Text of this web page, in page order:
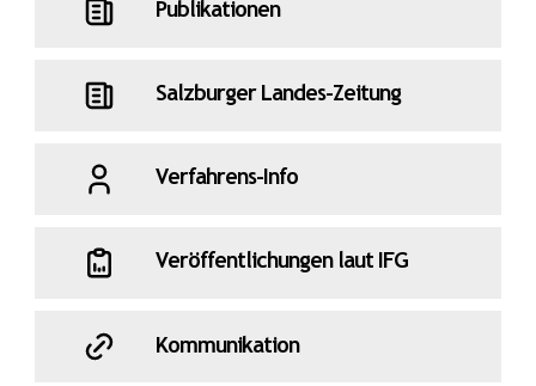
Publikationen
Salzburger Landes-Zeitung
Verfahrens-Info
Veröffentlichungen laut IFG
Kommunikation